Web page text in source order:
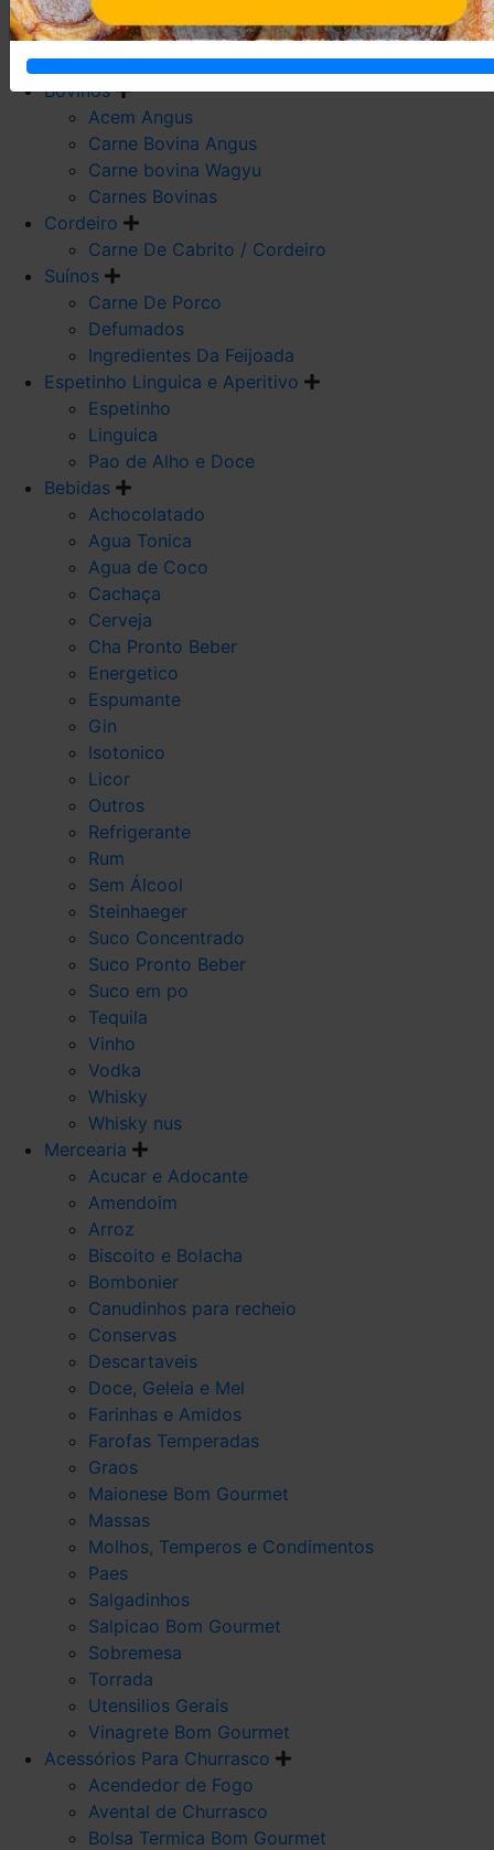
Carne De Frango
Carne De Galeto
Codorna
Bovinos
Acem Angus
Carne Bovina Angus
Carne bovina Wagyu
Carnes Bovinas
Cordeiro
Carne De Cabrito / Cordeiro
Suínos
Carne De Porco
Defumados
Ingredientes Da Feijoada
Espetinho Linguica e Aperitivo
Espetinho
Linguica
Pao de Alho e Doce
Bebidas
Achocolatado
Agua Tonica
Agua de Coco
Cachaça
Cerveja
Cha Pronto Beber
Energetico
Espumante
Gin
Isotonico
Licor
Outros
Refrigerante
Rum
Sem Álcool
Steinhaeger
Suco Concentrado
Suco Pronto Beber
Suco em po
Tequila
Vinho
Vodka
Whisky
Whisky nus
Mercearia
Acucar e Adocante
Amendoim
Arroz
Biscoito e Bolacha
Bombonier
Canudinhos para recheio
Conservas
Descartaveis
Doce, Geleia e Mel
Farinhas e Amidos
Farofas Temperadas
Graos
Maionese Bom Gourmet
Massas
Molhos, Temperos e Condimentos
Paes
Salgadinhos
Salpicao Bom Gourmet
Sobremesa
Torrada
Utensilios Gerais
Vinagrete Bom Gourmet
Acessórios Para Churrasco
Acendedor de Fogo
Avental de Churrasco
Bolsa Termica Bom Gourmet